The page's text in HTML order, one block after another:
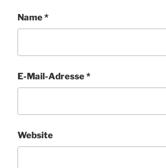
Name*
E-Mail-Adresse*
Website